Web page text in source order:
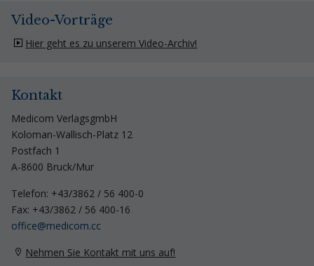
Video-Vorträge
Hier geht es zu unserem Video-Archiv!
Kontakt
Medicom VerlagsgmbH
Koloman-Wallisch-Platz 12
Postfach 1
A-8600 Bruck/Mur
Telefon: +43/3862 / 56 400-0
Fax: +43/3862 / 56 400-16
ffc m d c m cc
Nehmen Sie Kontakt mit uns auf!